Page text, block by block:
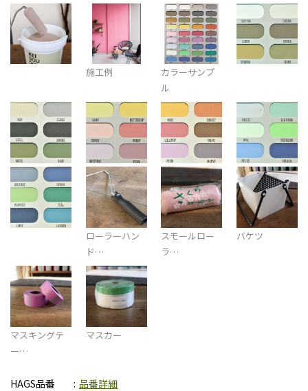
施工例
カラーサンプ
ル
ローラーハン
ド…
スモールロー
ラ…
バケツ
マスキングテ
ー…
マスカー
HAGS品番
品番詳細